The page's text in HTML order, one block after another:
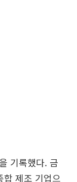
기록했다. 금
합 제조 기업으